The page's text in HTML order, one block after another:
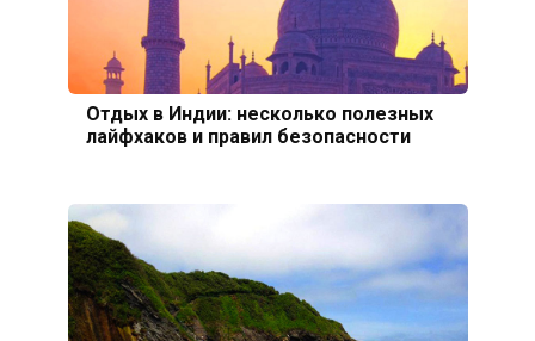
Отдых в Индии: несколько полезных
лайфхаков и правил безопасности